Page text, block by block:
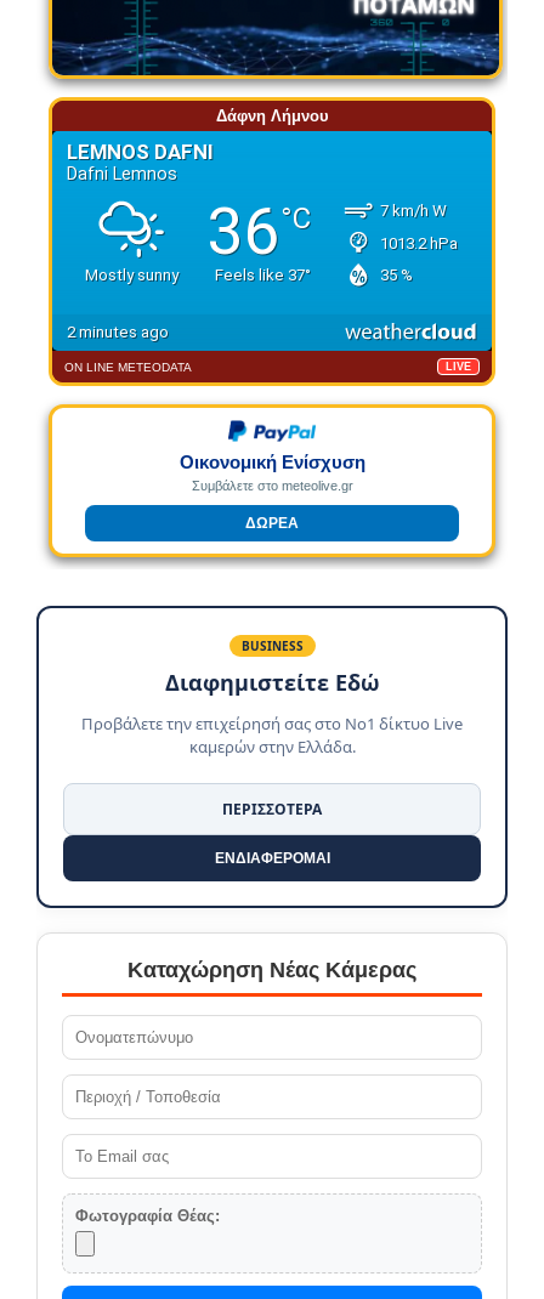
Δάφνη Λήμνου
ON LINE METEODATA LIVE
Οικονομική Ενίσχυση
Συμβάλετε στο meteolive.gr
ΔΩΡΕΑ
BUSINESS
Διαφημιστείτε Εδώ
Προβάλετε την επιχείρησή σας στο No1 δίκτυο Live
καμερών στην Ελλάδα.
ΠΕΡΙΣΣΟΤΕΡΑ
ΕΝΔΙΑΦΕΡΟΜΑΙ
Καταχώρηση Νέας Κάμερας
Φωτογραφία Θέας: